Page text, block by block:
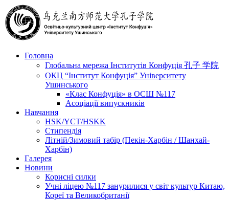
Головна
Глобальна мережа Інститутів Конфуція 孔子 学院
ОКЦ “Інститут Конфуція” Університету
Ушинського
«Клас Конфуція» в ОСШ №117
Асоціації випускників
Навчання
HSK/YCT/HSKK
Стипендія
Літній/Зимовий табір (Пекін-Харбін / Шанхай-
Харбін)
Галерея
Новини
Корисні силки
Учні ліцею №117 занурилися у світ культур Китаю,
Кореї та Великобританії